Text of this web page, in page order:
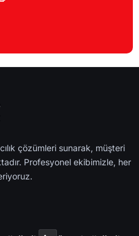
çözümleri sunarak, müşteri
Profesyonel ekibimizle, her